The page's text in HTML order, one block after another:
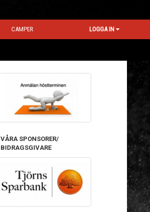
CAMPER LOGGA IN
VÅRA SPONSORER/
BIDRAGSGIVARE